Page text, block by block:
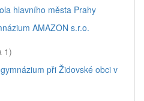
hlavního města Prahy
AMAZON s.r.o.
1)
při Židovské obci v